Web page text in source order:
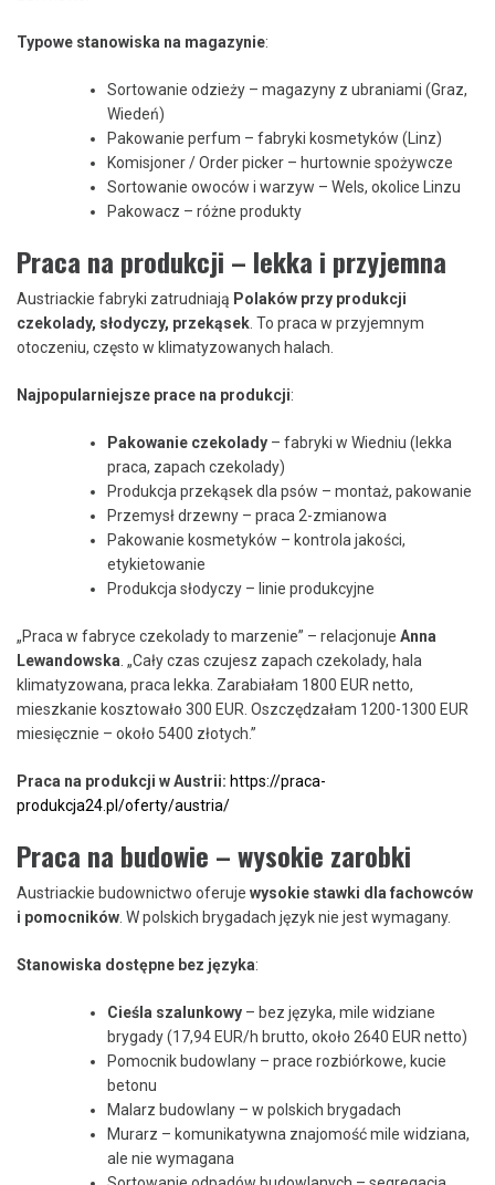
Typowe stanowiska na magazynie:
Sortowanie odzieży – magazyny z ubraniami (Graz,
Wiedeń)
Pakowanie perfum – fabryki kosmetyków (Linz)
Komisjoner / Order picker – hurtownie spożywcze
Sortowanie owoców i warzyw – Wels, okolice Linzu
Pakowacz – różne produkty
Praca na produkcji – lekka i przyjemna
Austriackie fabryki zatrudniają Polaków przy produkcji
czekolady, słodyczy, przekąsek. To praca w przyjemnym
otoczeniu, często w klimatyzowanych halach.
Najpopularniejsze prace na produkcji:
Pakowanie czekolady – fabryki w Wiedniu (lekka
praca, zapach czekolady)
Produkcja przekąsek dla psów – montaż, pakowanie
Przemysł drzewny – praca 2-zmianowa
Pakowanie kosmetyków – kontrola jakości,
etykietowanie
Produkcja słodyczy – linie produkcyjne
„Praca w fabryce czekolady to marzenie” – relacjonuje Anna
Lewandowska. „Cały czas czujesz zapach czekolady, hala
klimatyzowana, praca lekka. Zarabiałam 1800 EUR netto,
mieszkanie kosztowało 300 EUR. Oszczędzałam 1200-1300 EUR
miesięcznie – około 5400 złotych.”
Praca na produkcji w Austrii: https://praca-
produkcja24.pl/oferty/austria/
Praca na budowie – wysokie zarobki
Austriackie budownictwo oferuje wysokie stawki dla fachowców
i pomocników. W polskich brygadach język nie jest wymagany.
Stanowiska dostępne bez języka:
Cieśla szalunkowy – bez języka, mile widziane
brygady (17,94 EUR/h brutto, około 2640 EUR netto)
Pomocnik budowlany – prace rozbiórkowe, kucie
betonu
Malarz budowlany – w polskich brygadach
Murarz – komunikatywna znajomość mile widziana,
ale nie wymagana